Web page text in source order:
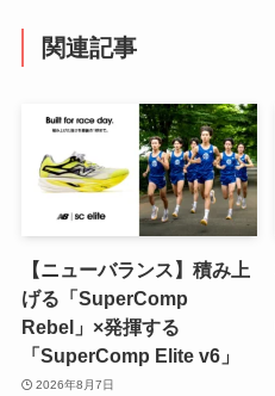
関連記事
【ニューバランス】積み上
げる「SuperComp
Rebel」×発揮する
「SuperComp Elite v6」
2026年8月7日